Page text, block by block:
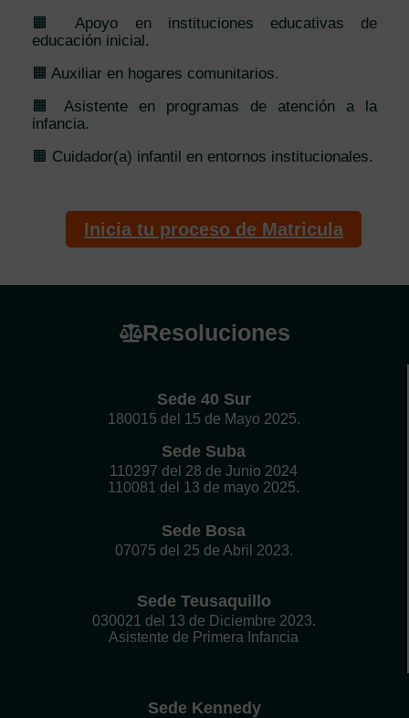
🟧 Apoyo en instituciones educativas de
educación inicial.
🟧 Auxiliar en hogares comunitarios.
🟧 Asistente en programas de atención a la
infancia.
🟧 Cuidador(a) infantil en entornos institucionales.
Inicia tu proceso de Matricula
Resoluciones
Sede 40 Sur
180015 del 15 de Mayo 2025.
Sede Suba
110297 del 28 de Junio 2024
110081 del 13 de mayo 2025.
Sede Bosa
07075 del 25 de Abril 2023.
Sede Teusaquillo
030021 del 13 de Diciembre 2023.
Asistente de Primera Infancia
Sede Kennedy